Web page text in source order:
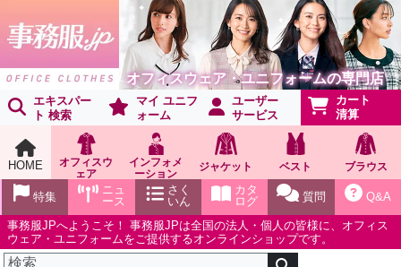
オフィスウェア・ユニフォームの専門店
エキスパー
ト 検索
マイ ユニフ
ォーム
ユーザー
サービス
カート
清算
HOME
オフィスウ
ェア
インフォメ
ーション
ショールー
ム
ジャケット ベスト ブラウス
Q&A
質問
カタ
ログ
さく
いん
ニュ
ース
特集
事務服JPへようこそ！ 事務服JPは全国の法人・個人の皆様に、オフィス
ウェア・ユニフォームをご提供するオンラインショップです。